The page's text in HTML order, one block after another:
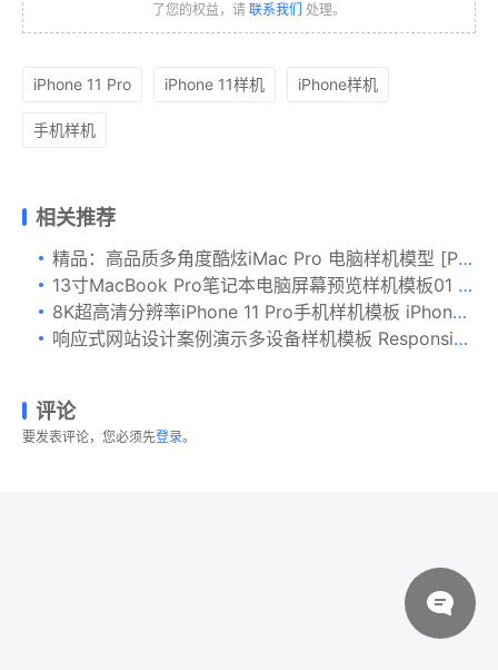
了您的权益，请 联系我们 处理。
iPhone 11 Pro iPhone 11样机 iPhone样机
手机样机
相关推荐
精品：高品质多角度酷炫iMac Pro 电脑样机模型 [PSD,2.77GB]
13寸MacBook Pro笔记本电脑屏幕预览样机模板01 MacBook Pro Retina 13 Mockup 01
8K超高清分辨率iPhone 11 Pro手机样机模板 iPhone 11 Pro Mockup
响应式网站设计案例演示多设备样机模板 Responsive Web App Display Mock-Up
评论
要发表评论，您必须先登录。